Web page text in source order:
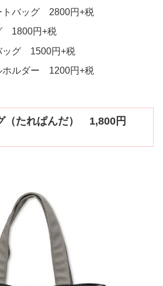
トバッグ 2800円+税
1800円+税
ッグ 1500円+税
ホルダー 1200円+税
（たれぱんだ） 1,800円